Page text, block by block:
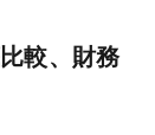
較、財務